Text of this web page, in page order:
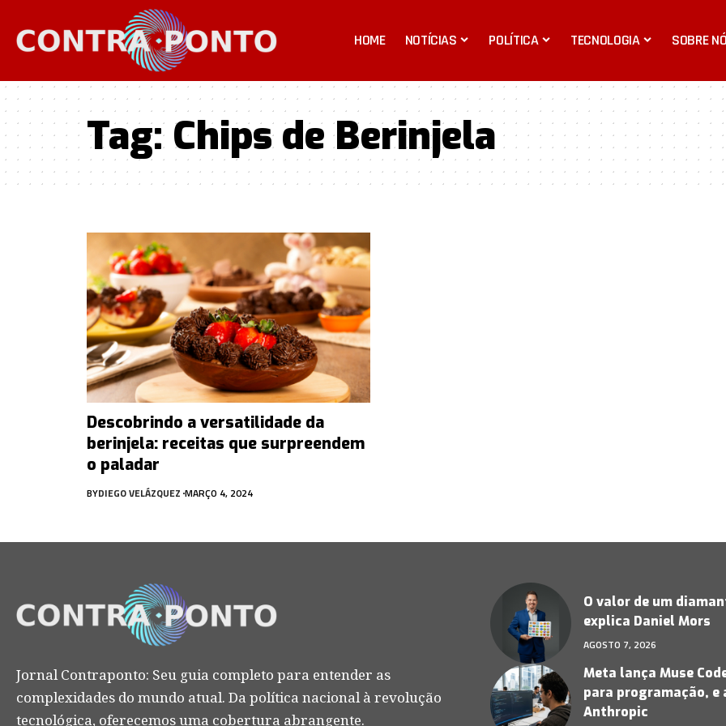
HOME NOTÍCIAS POLÍTICA TECNOLOGIA SOBRE
Tag:Chips de Berinjela
Descobrindo a versatilidade da
berinjela: receitas que surpreendem
o paladar
BYDIEGO VELÁZQUEZ MARÇO 4, 2024
Jornal Contraponto: Seu guia completo para entender as
complexidades do mundo atual. Da política nacional à revolução
tecnológica, oferecemos uma cobertura abrangente.
O valor de um
explica Daniel Mors
AGOSTO 7, 2026
Meta lança Muse
para programação, e
Anthropic